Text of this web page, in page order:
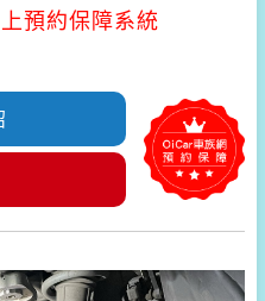
預約保障系統